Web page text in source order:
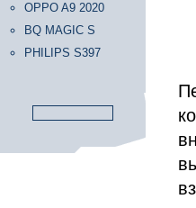
OPPO A9 2020
BQ MAGIC S
PHILIPS S397